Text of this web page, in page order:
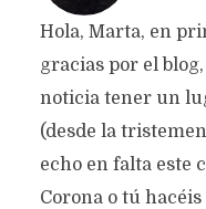
Hola, Marta, en
gracias por el
noticia tener un
(desde la
echo en falta este
Corona o tú